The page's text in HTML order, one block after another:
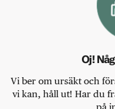
Oj!
Vi ber om ursäkt och
vi kan, håll ut! Har du